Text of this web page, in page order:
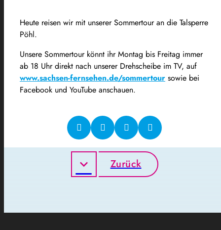
Heute reisen wir mit unserer Sommertour an die Talsperre
Pöhl.
Unsere Sommertour könnt ihr Montag bis Freitag immer
ab 18 Uhr direkt nach unserer Drehscheibe im TV, auf
www.sachsen-fernsehen.de/sommertour sowie bei
Facebook und YouTube anschauen.
Zurück